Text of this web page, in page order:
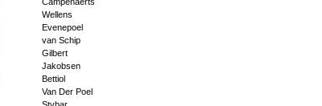
Wellens
Evenepoel
van Schip
Gilbert
Jakobsen
Bettiol
Van Der Poel